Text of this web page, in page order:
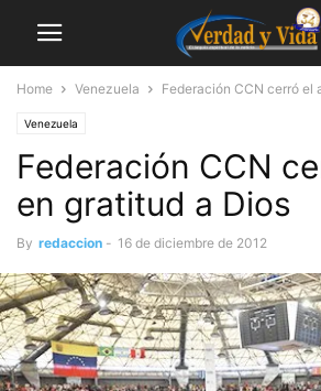
Home Venezuela Federación CCN cerró el
Venezuela
Federación CCN
en gratitud a Dios
By redaccion - 16 de diciembre de 2012